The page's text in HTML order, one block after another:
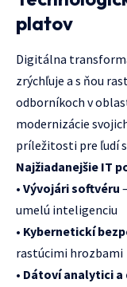
platov
Digitálna
zrýchľuje a s ňou
odborníkoch v
modernizácie
príležitosti pre ľudí
Najžiadanejšie IT
• Vývojári softvéru
umelú inteligenciu
• Kybernetickí
rastúcimi hrozbami
• Dátoví analytici